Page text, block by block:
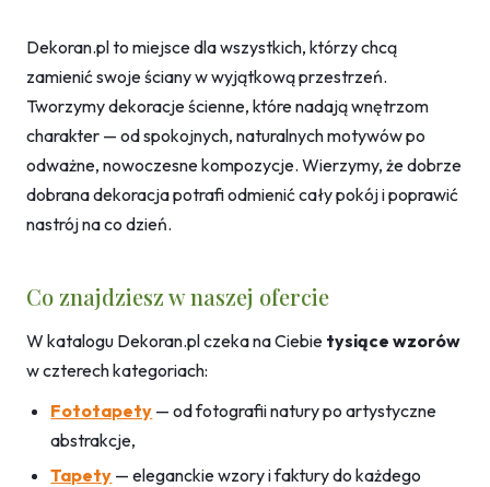
Dekoran.pl to miejsce dla wszystkich, którzy chcą
zamienić swoje ściany w wyjątkową przestrzeń.
Tworzymy dekoracje ścienne, które nadają wnętrzom
charakter — od spokojnych, naturalnych motywów po
odważne, nowoczesne kompozycje. Wierzymy, że dobrze
dobrana dekoracja potrafi odmienić cały pokój i poprawić
nastrój na co dzień.
Co znajdziesz w naszej ofercie
W katalogu Dekoran.pl czeka na Ciebie tysiące wzorów
w czterech kategoriach:
Fototapety — od fotografii natury po artystyczne
abstrakcje,
Tapety — eleganckie wzory i faktury do każdego